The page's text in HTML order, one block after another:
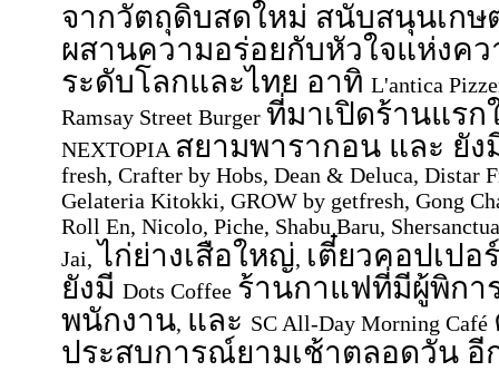
จากวัตถุดิบสดใหม่ สนับสนุนเกษ
ผสานความอร่อยกับหัวใจแห่งค
ระดับโลกและไทย อาทิ L'antica
Ramsay Street Burger ที่มาเปิดร้านแรก
NEXTOPIA สยามพารากอน และ ยัง
fresh, Crafter by Hobs, Dean & Deluca, Distar
Gelateria Kitokki, GROW by getfresh, Gong
Roll En, Nicolo, Piche, Shabu Baru,
Jai, ไก่ย่างเสือใหญ่, เตี๋ยวคอปเปอ
ยังมี Dots Coffee ร้านกาแฟที่มีผู้พิกา
พนักงาน, และ SC All-Day Morning Café
ประสบการณ์ยามเช้าตลอดวัน อี